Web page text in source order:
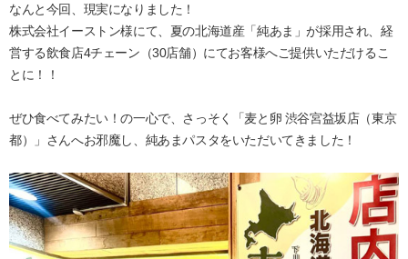
なんと今回、現実になりました！
株式会社イーストン様にて、夏の北海道産「純あま」が採用され、経
営する飲食店4チェーン（30店舗）にてお客様へご提供いただけるこ
とに！！
ぜひ食べてみたい！の一心で、さっそく「麦と卵 渋谷宮益坂店（東京
都）」さんへお邪魔し、純あまパスタをいただいてきました！